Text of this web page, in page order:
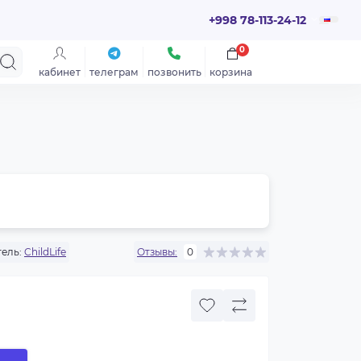
+998 78-113-24-12
кабинет телеграм позвонить корзина
0
ChildLife Отзывы: 0